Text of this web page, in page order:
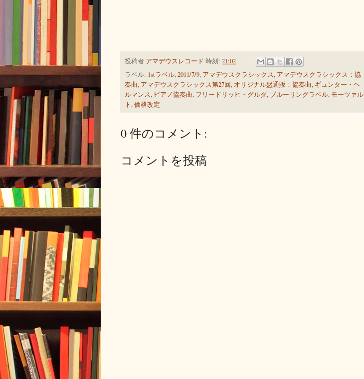
投稿者 アマデウスレコード 時刻: 21:02
ラベル: 1stラベル,2011/7/9, アマデウスクラシックス, アマデウスクラシックス：協
奏曲, アマデウスクラシックス第27回, オリジナル盤通販：協奏曲, ギュンター・ヘ
ルマンス, ピアノ協奏曲, フリードリッヒ・グルダ, ブルーリングラベル, モーツァル
ト,価格改定
0 件のコメント:
コメントを投稿